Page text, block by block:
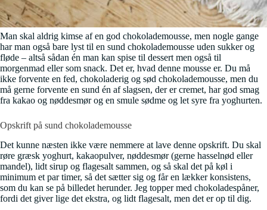
Man skal aldrig kimse af en god chokolademousse, men nogle gange
har man også bare lyst til en sund chokolademousse uden sukker og
fløde – altså sådan én man kan spise til dessert men også til
morgenmad eller som snack. Det er, hvad denne mousse er. Du må
ikke forvente en fed, chokoladerig og sød chokolademousse, men du
må gerne forvente en sund én af slagsen, der er cremet, har god smag
fra kakao og nøddesmør og en smule sødme og let syre fra yoghurten.
Opskrift på sund chokolademousse
Det kunne næsten ikke være nemmere at lave denne opskrift. Du skal
røre græsk yoghurt, kakaopulver, nøddesmør (gerne hasselnød eller
mandel), lidt sirup og flagesalt sammen, og så skal det på køl i
minimum et par timer, så det sætter sig og får en lækker konsistens,
som du kan se på billedet herunder. Jeg topper med chokoladespåner,
fordi det giver lige det ekstra, og lidt flagesalt, men det er op til dig.